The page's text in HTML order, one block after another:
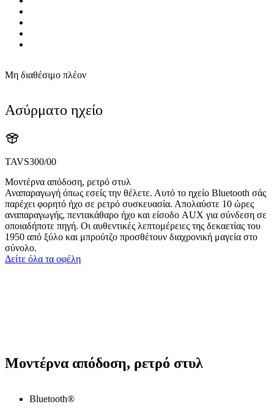
Μη διαθέσιμο πλέον
Ασύρματο ηχείο
TAVS300/00
Μοντέρνα απόδοση, ρετρό στυλ
Αναπαραγωγή όπως εσείς την θέλετε. Αυτό το ηχείο Bluetooth σάς
παρέχει φορητό ήχο σε ρετρό συσκευασία. Απολαύστε 10 ώρες
αναπαραγωγής, πεντακάθαρο ήχο και είσοδο AUX για σύνδεση σε
οποιαδήποτε πηγή. Οι αυθεντικές λεπτομέρειες της δεκαετίας του
1950 από ξύλο και μπρούτζο προσθέτουν διαχρονική μαγεία στο
σύνολο.
Δείτε όλα τα οφέλη
Μοντέρνα απόδοση, ρετρό στυλ
Bluetooth®